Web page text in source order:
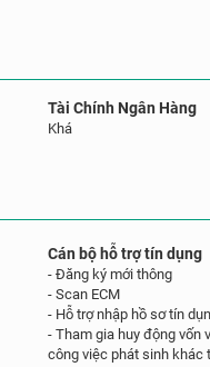
Tài Chính Ngân Hàng
Khá
Cán bộ hỗ trợ tín dụng
- Đăng ký mới thông
- Scan ECM
- Hỗ trợ nhập hồ sơ tín
- Tham gia huy động vốn
công việc phát sinh khác